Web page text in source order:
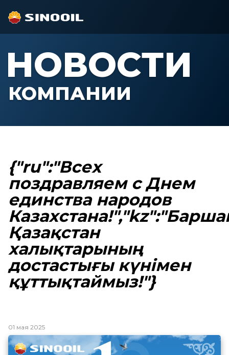
НОВОСТИ
КОМПАНИИ
{"ru":"Всех
поздравляем с Днем
единства народов
Қазақстан
халықтарының
достастығы күнімен
құттықтаймыз!"}
01 мая 2025